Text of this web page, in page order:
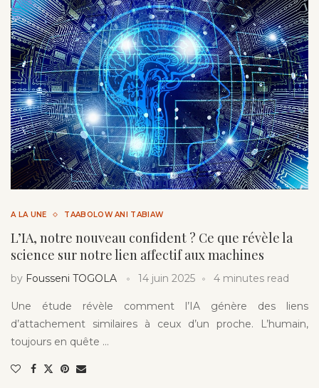
A LA UNE TAABOLOW ANI TABIAW
L’IA, notre nouveau confident ? Ce que révèle la
science sur notre lien affectif aux machines
by Fousseni TOGOLA 14 juin 2025 4 minutes read
Une étude révèle comment l’IA génère des liens
d’attachement similaires à ceux d’un proche. L’humain,
toujours en quête …